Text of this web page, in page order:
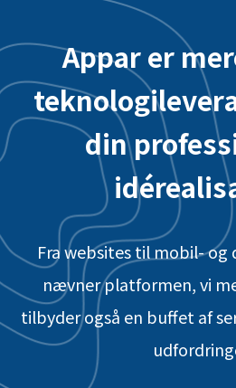
Appar er
din
Fra websites til mobil- og
nævner platformen, vi
tilbyder også en buffet af